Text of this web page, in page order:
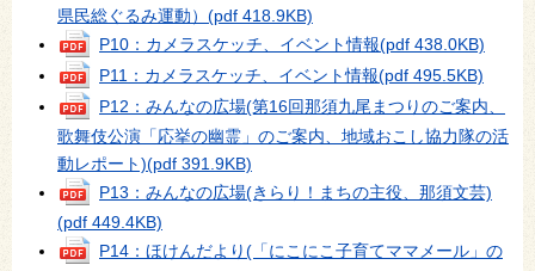
県民総ぐるみ運動） (pdf 418.9KB)
P10：カメラスケッチ、イベント情報(pdf 438.0KB)
P11：カメラスケッチ、イベント情報(pdf 495.5KB)
P12：みんなの広場(第16回那須九尾まつりのご案内、
歌舞伎公演「応挙の幽霊」のご案内、地域おこし協力隊の活
動レポート)(pdf 391.9KB)
P13：みんなの広場(きらり！まちの主役、那須文芸)
(pdf 449.4KB)
P14：ほけんだより(「にこにこ子育てママメール」の